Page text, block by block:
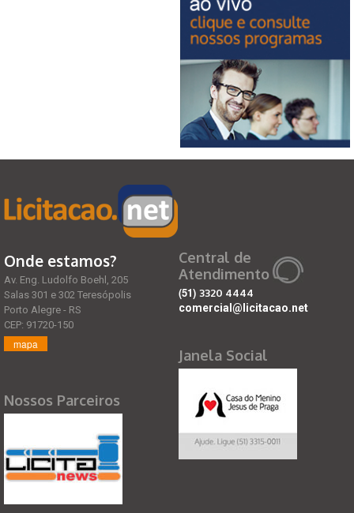
Onde estamos?
Av. Eng. Ludolfo Boehl, 205
Salas 301 e 302 Teresópolis
Porto Alegre - RS
CEP: 91720-150
mapa
Nossos Parceiros
Central de
Atendimento
(51) 3320 4444
comercial@licitacao.net
Janela Social